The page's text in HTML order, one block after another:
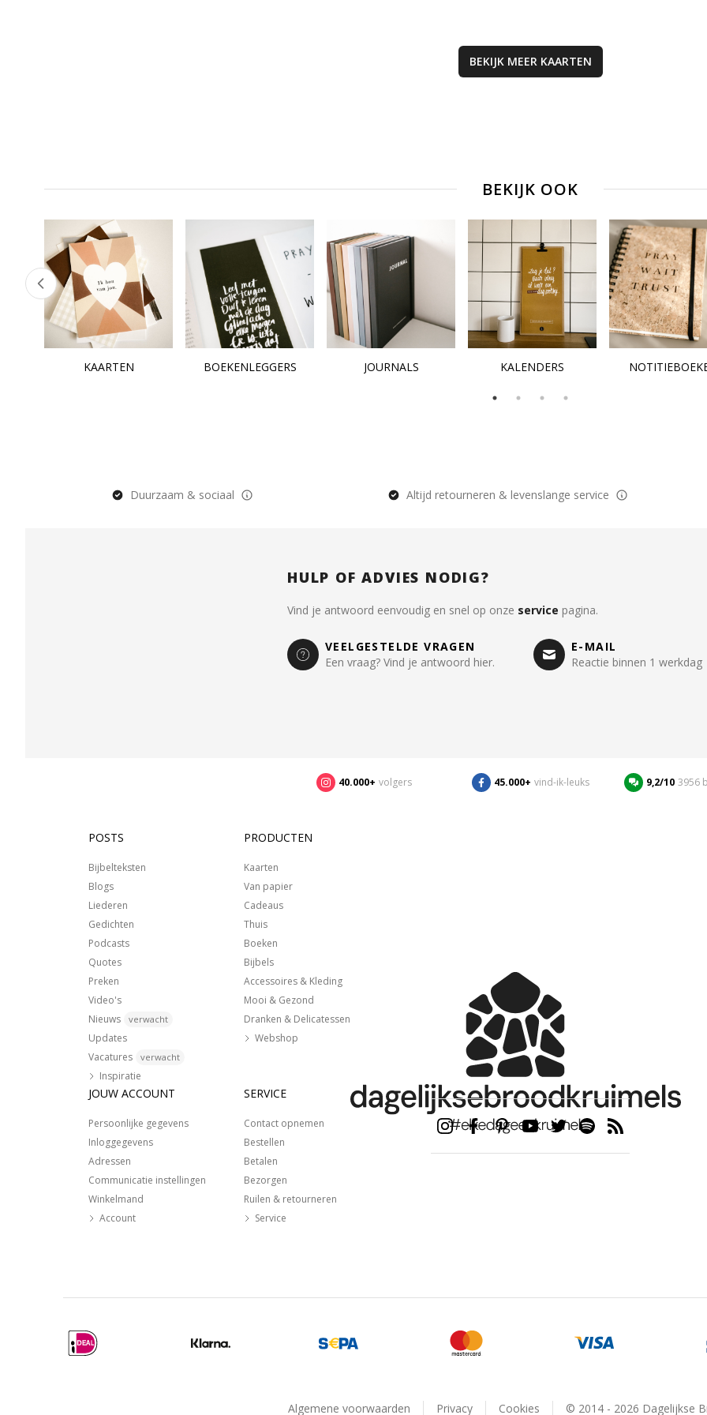
en
en-houders).
met puntklep. De
puntklep is
een gegomde
nat gemaakt moet
worden om de
dicht te plakken. Tip:
Kaarten zijn niet
leuk om te
maar ook om
interieur te
neer te zetten of
BEKIJK MEER KAARTEN
BEKIJK OOK
KAARTEN BOEKENLEGGERS JOURNALS KALENDERS
Duurzaam & sociaal Altijd retourneren & levenslange service
HULP OF ADVIES NODIG?
Vind je antwoord eenvoudig en snel op onze service pagina.
VEELGESTELDE VRAGEN
Een vraag? Vind je antwoord hier.
E-MAIL
Reactie binnen 1 werkdag
40.000+ volgers 45.000+ vind-ik-leuks 9,2/10 3956
POSTS
Bijbelteksten
Blogs
Liederen
Gedichten
Podcasts
Quotes
Preken
Video's
Nieuws
verwacht
Updates
Vacatures
verwacht
Inspiratie
PRODUCTEN
Kaarten
Van papier
Cadeaus
Thuis
Boeken
Bijbels
Accessoires & Kleding
Mooi & Gezond
Dranken & Delicatessen
Webshop
JOUW ACCOUNT
Persoonlijke gegevens
Inloggegevens
Adressen
Communicatie instellingen
Winkelmand
Account
SERVICE
Contact opnemen
Bestellen
Betalen
Bezorgen
Ruilen & retourneren
Service
Algemene voorwaarden Privacy Cookies © 2014 - 2026 Dagelijkse